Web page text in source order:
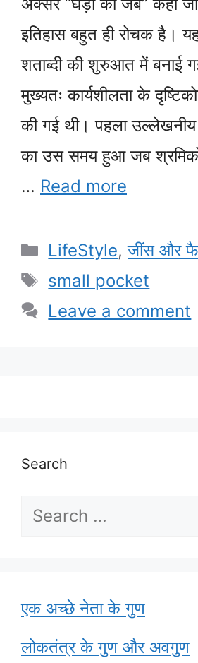
इतिहास बहुत ही रोचक है।
शताब्दी की शुरुआत में बनाई
मुख्यतः कार्यशीलता के
की गई थी। पहला
का उस समय हुआ जब
… Read more
Categories
LifeStyle,जींस और
Tags
small pocket
Leave a comment
Search
Search
एक अच्छे नेता के गुण
लोकतंत्र के गुण और अवगुण